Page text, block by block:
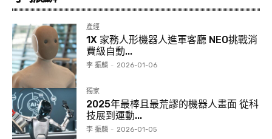
產經
1X 家務人形機器人進軍客廳 NEO挑戰消
費級自動...
李 振麟 - 2026-01-06
獨家
2025年最棒且最荒謬的機器人畫面 從科
技展到運動...
李 振麟 - 2026-01-05